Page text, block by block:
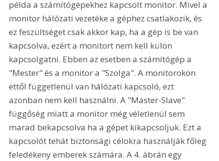
példa a számítógépekhez kapcsolt monitor. Mivel a
monitor hálózati vezetéke a géphez csatlakozik, és
ez feszültséget csak akkor kap, ha a gép is be van
kapcsolva, ezért a monitort nem kell külön
kapcsolgatni. Ebben az esetben a számítógép a
"Mester" és a monitor a "Szolga". A monitorokon
ettől függetlenül van hálózati kapcsoló, ezt
azonban nem kell használni. A "Master-Slave"
függőség miatt a monitor még véletlenül sem
marad bekapcsolva ha a gépet kikapcsoljuk. Ezt a
kapcsolót tehát biztonsági célokra használják főleg
feledékeny emberek számára. A 4. ábrán egy